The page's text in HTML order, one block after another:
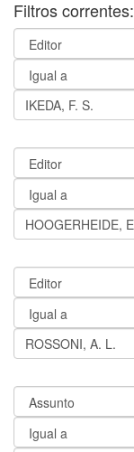
Filtros correntes: